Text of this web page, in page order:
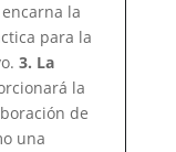
la
para la
3. La
la
de
una